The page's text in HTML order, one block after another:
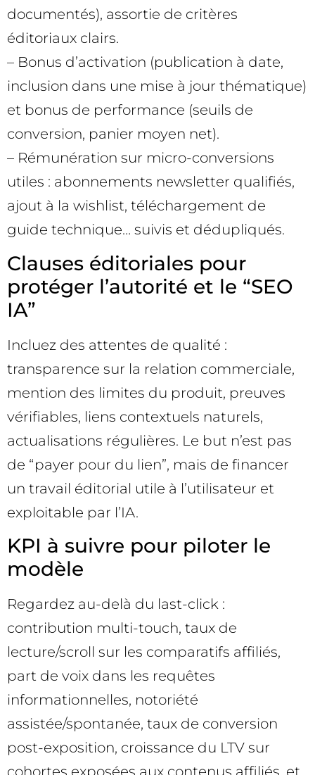
documentés), assortie de critères
éditoriaux clairs.
– Bonus d’activation (publication à date,
inclusion dans une mise à jour thématique)
et bonus de performance (seuils de
conversion, panier moyen net).
– Rémunération sur micro-conversions
utiles : abonnements newsletter qualifiés,
ajout à la wishlist, téléchargement de
guide technique… suivis et dédupliqués.
Clauses éditoriales pour
protéger l’autorité et le “SEO
IA”
Incluez des attentes de qualité :
transparence sur la relation commerciale,
mention des limites du produit, preuves
vérifiables, liens contextuels naturels,
actualisations régulières. Le but n’est pas
de “payer pour du lien”, mais de financer
un travail éditorial utile à l’utilisateur et
exploitable par l’IA.
KPI à suivre pour piloter le
modèle
Regardez au-delà du last-click :
contribution multi-touch, taux de
lecture/scroll sur les comparatifs affiliés,
part de voix dans les requêtes
informationnelles, notoriété
assistée/spontanée, taux de conversion
post-exposition, croissance du LTV sur
cohortes exposées aux contenus affiliés, et